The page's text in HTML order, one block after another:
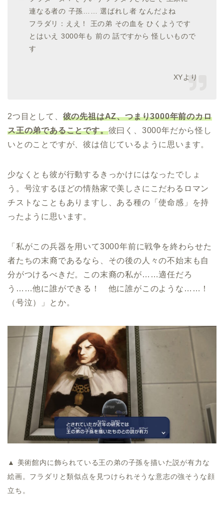
連なる者の 子孫…… 選ばれし者 なんだよね
フラダリ：ええ！ 王の弟 その血を ひくようです
とはいえ 3000年も 前の 話ですから 怪しいもので
す
XYより
2つ目として、 彼の先祖はAZ、つまり3000年前のカロ
ス王の弟であることです。彼曰く、3000年だから怪し
いとのことですが、彼は信じているように思います。
少なくとも彼が行動するきっかけにはなったでしょ
う。号泣するほどの情熱家で美しさにこだわるロマン
チストなこともありますし、ある種の「使命感」を持
ったように思います。
「私がこの兵器を用いて3000年前に戦争を終わらせた
者たちの末裔であるなら、その後の人々の不始末も自
分がつけるべきだ。この末裔の私が……適任だろ
う……他に誰ができる！ 他に誰がこのような……！
（号泣）」とか。
▲ 美術館内に飾られている王の弟の子孫を描いた説が有力な
絵画。フラダリと類似点を見つけられそうな意志の強そうな顔
立ち。